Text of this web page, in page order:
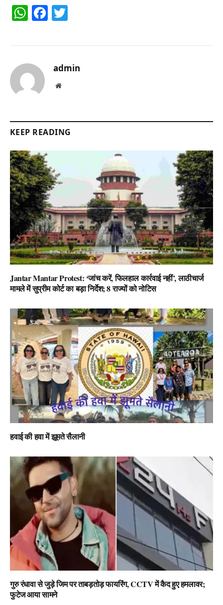
WhatsApp
Facebook
admin
Website
KEEP READING
Jantar Mantar Protest: ‘जांच करें, फिलहाल कार्रवाई नहीं’, लाठीचार्ज
मामले में सुप्रीम कोर्ट का बड़ा निर्देश; 8 राज्यों को नोटिस
हवाई की हवा में झूमते सैलानी
गुरु रंधावा से जुड़े जिम पर ताबड़तोड़ फायरिंग, CCTV में कैद हुए हमलावर;
फुटेज आया सामने